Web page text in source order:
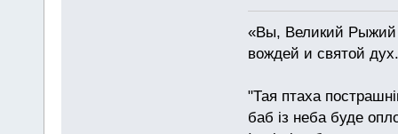
«Вы, Великий Рыжий
вождей и святой
"Тая птаха
баб із неба буде